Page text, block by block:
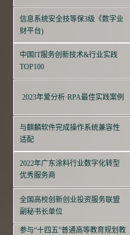
信息系统安全技等保3级《数字业
财平台)
中国IT服务创新技术&行业实践
TOP100
2023年爱分析·RPA最佳实践案例
与麒麟软件完成操作系统兼容性
适配
2022年广东涂料行业数字化转型
优秀服务商
全国高校创新创业投资服务联盟
副秘书长单位
参与“十四五”普通高等教育规划教